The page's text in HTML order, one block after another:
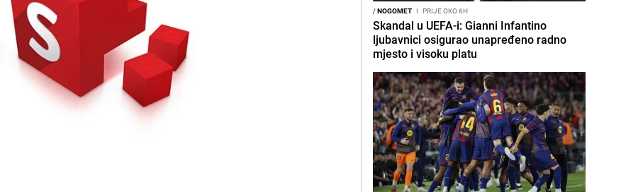
/NOGOMET I PRIJE OKO 6H
Skandal u UEFA-i: Gianni Infantino
ljubavnici osigurao unapređeno radno
mjesto i visoku platu